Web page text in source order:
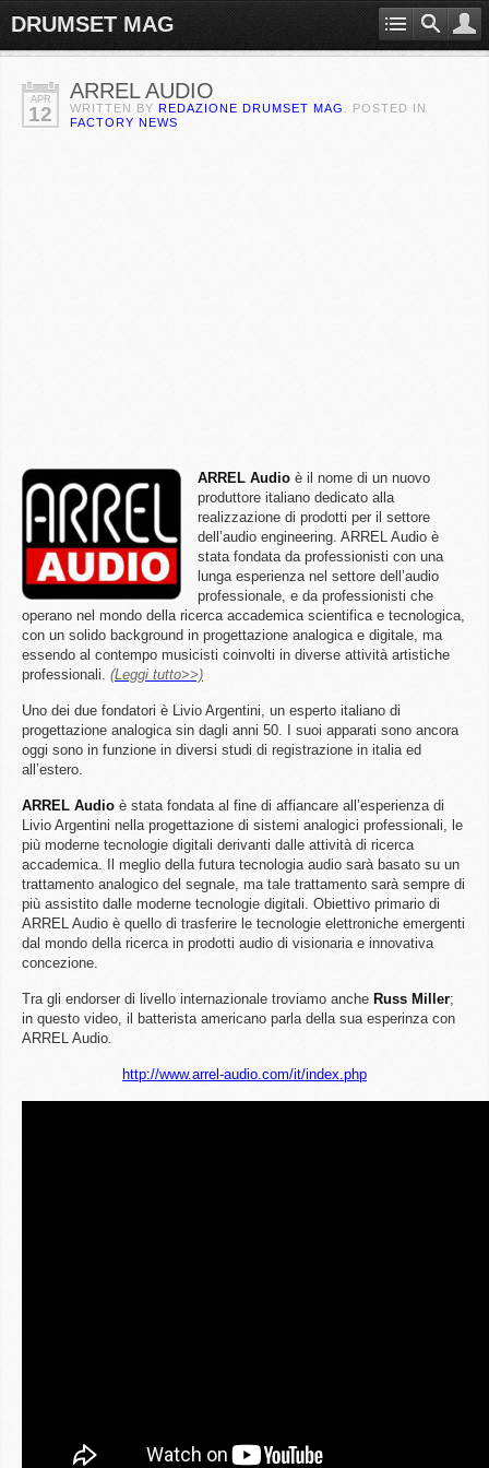
DRUMSET MAG
APR
12
ARREL AUDIO
WRITTEN BY REDAZIONE DRUMSET MAG
. POSTED IN
FACTORY NEWS
ARREL Audio è il nome di un nuovo
produttore italiano dedicato alla
realizzazione di prodotti per il settore
dell’audio engineering. ARREL Audio è
stata fondata da professionisti con una
lunga esperienza nel settore dell’audio
professionale, e da professionisti che
operano nel mondo della ricerca accademica scientifica e tecnologica,
con un solido background in progettazione analogica e digitale, ma
essendo al contempo musicisti coinvolti in diverse attività artistiche
professionali. (Leggi tutto>>)
Uno dei due fondatori è Livio Argentini, un esperto italiano di
progettazione analogica sin dagli anni 50. I suoi apparati sono ancora
oggi sono in funzione in diversi studi di registrazione in italia ed
all’estero.
ARREL Audio è stata fondata al fine di affiancare all’esperienza di
Livio Argentini nella progettazione di sistemi analogici professionali, le
più moderne tecnologie digitali derivanti dalle attività di ricerca
accademica. Il meglio della futura tecnologia audio sarà basato su un
trattamento analogico del segnale, ma tale trattamento sarà sempre di
più assistito dalle moderne tecnologie digitali. Obiettivo primario di
ARREL Audio è quello di trasferire le tecnologie elettroniche emergenti
dal mondo della ricerca in prodotti audio di visionaria e innovativa
concezione.
Tra gli endorser di livello internazionale troviamo anche Russ Miller;
in questo video, il batterista americano parla della sua esperinza con
ARREL Audio.
http://www.arrel-audio.com/it/index.php